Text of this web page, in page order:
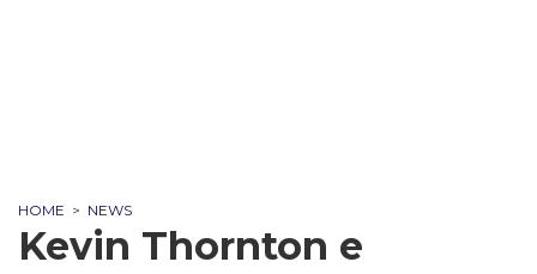
HOME > NEWS
Kevin Thornton e